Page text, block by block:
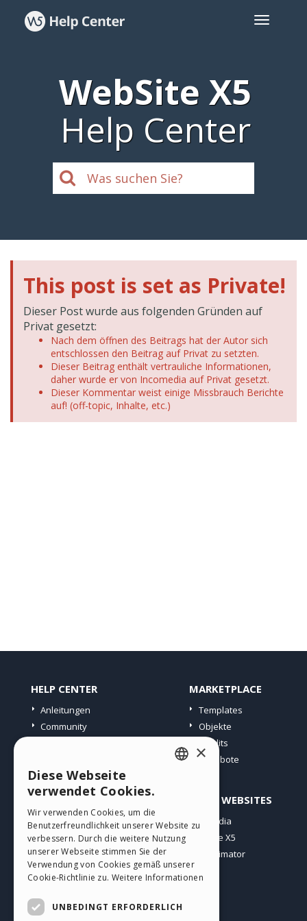
WebSite X5
Help Center
This post is set as Private!
Dieser Post wurde aus folgenden Gründen auf
Privat gesetzt:
Nach dem öffnen des Beitrags hat der Autor sich
entschlossen den Beitrag auf Privat zu setzten.
Dieser Beitrag enthält vertrauliche Informationen,
daher wurde er von Incomedia auf Privat gesetzt.
Dieser Kommentar weist einige Missbrauch Berichte
auf! (off-topic, Inhalte, etc.)
HELP CENTER
Anleitungen
Community
MARKETPLACE
Templates
Objekte
Credits
Angebote
PROFIL
Meine Beiträge
Meine Lizenz
Download
Webhosting
ANDERE WEBSITES
Incomedia
WebSite X5
WebAnimator
GERMAN
SPANISH
PORTUGUESE
×
Diese Webseite
verwendet Cookies.
Wir verwenden Cookies, um die
Benutzerfreundlichkeit unserer Website zu
verbessern. Durch die weitere Nutzung
unserer Webseite stimmen Sie der
Verwendung von Cookies gemäß unserer
Cookie-Richtlinie zu. Weitere Informationen
UNBEDINGT ERFORDERLICH